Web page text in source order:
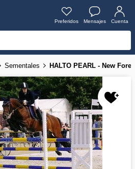
Preferidos Mensajes Cuenta
Sementales HALTO PEARL - New